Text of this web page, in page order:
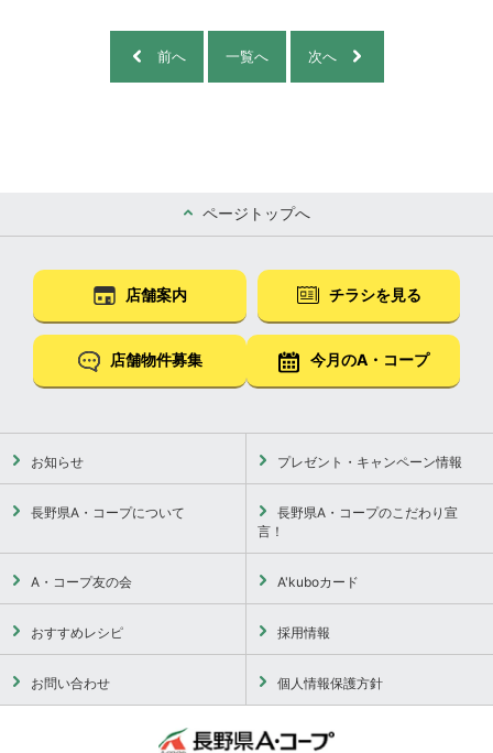
前へ 一覧へ 次へ
ページトップへ
店舗案内 チラシを見る
店舗物件募集 今月のA・コープ
お知らせ プレゼント・キャンペーン情報
長野県A・コープについて
長野県A・コープのこだわり宣
言！
A・コープ友の会 A'kuboカード
おすすめレシピ 採用情報
お問い合わせ 個人情報保護方針